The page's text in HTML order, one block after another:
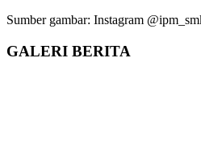
Sumber gambar: Instagram
GALERI BERITA